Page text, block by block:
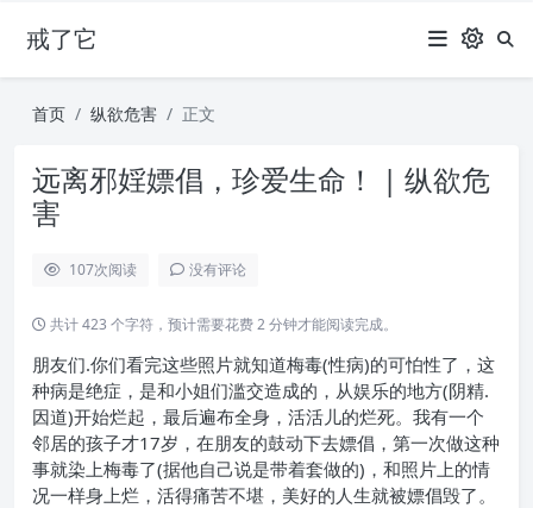
戒了它
首页 纵欲危害 正文
远离邪婬嫖倡，珍爱生命！ | 纵欲危
害
107次阅读 没有评论
共计 423 个字符，预计需要花费 2 分钟才能阅读完成。
朋友们.你们看完这些照片就知道梅毒(性病)的可怕性了，这
种病是绝症，是和小姐们滥交造成的，从娱乐的地方(阴精.
因道)开始烂起，最后遍布全身，活活儿的烂死。我有一个
邻居的孩子才17岁，在朋友的鼓动下去嫖倡，第一次做这种
事就染上梅毒了(据他自己说是带着套做的)，和照片上的情
况一样身上烂，活得痛苦不堪，美好的人生就被嫖倡毁了。